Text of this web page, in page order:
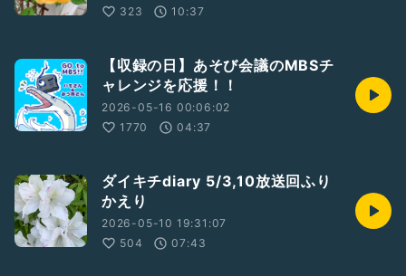
323
10:37
【収録の日】あそび会議のMBSチ
ャレンジを応援！！
2026-05-16 00:06:02
1770
04:37
ダイキチdiary 5/3,10放送回ふり
かえり
2026-05-10 19:31:07
504
07:43